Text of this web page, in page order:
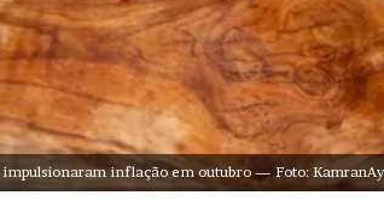
impulsionaram inflação em outubro — Foto: